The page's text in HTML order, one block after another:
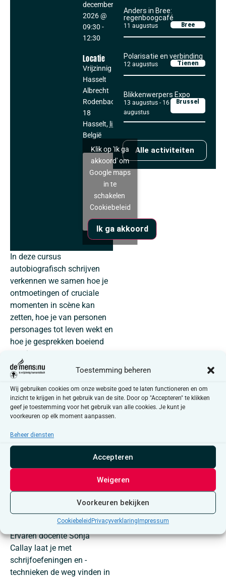
Toestemming beheren
Wij gebruiken cookies om onze website goed te laten functioneren en om
inzicht te krijgen in het gebruik van de site. Door op "Accepteren" te klikken
geef je toestemming voor het gebruik van alle cookies. Je kunt je
voorkeuren op elk moment aanpassen.
Beheer diensten
Accepteren
Weigeren
Voorkeuren bekijken
Cookiebeleid Privacyverklaring Impressum
december,
2026@
09:30 -
12:30
Locatie
Vrijzinnig Punt
Hasselt
Albrecht
Rodenbachstraat
18
Hasselt, lim
3500
België
Klik op 'Ik ga
akkoord' om
Google maps
in te
schakelen
Cookiebeleid
Ik ga akkoord
In deze cursus
autobiografisch schrijven
verkennen we samen hoe je
ontmoetingen of cruciale
momenten in scène kan
zetten, hoe je van personen
personages tot leven wekt en
hoe je gesprekken boeiend
maakt.
Als je je leven in vogelvlucht
bekijkt en inzoemt op
bepaalde periodes, dan vind
je daar allerlei mensen terug
die een grote of kleine rol
die je, zonder dat ze het
misschien zelf wisten, een
bepaalde richting hebben
getoond, die grote
voorbeelden waren of eerder
struikelstenen. Ze vormen
steentjes in het mozaïek van
je leven tot nu toe.
Ervaren docente Sonja
Callay laat je met
schrijfoefeningen en -
technieken de weg vinden in
Anders in Bree:
regenboogcafé
11 augustus Bree
Polarisatie en verbinding
12 augustus Tienen
Blikkenwerpers Expo
13 augustus - 16
augustus
Brussel
Alle activiteiten